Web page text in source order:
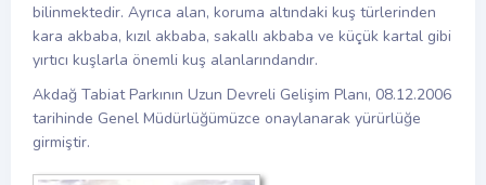
bilinmektedir. Ayrıca alan, koruma altındaki kuş türlerinden
kara akbaba, kızıl akbaba, sakallı akbaba ve küçük kartal gibi
yırtıcı kuşlarla önemli kuş alanlarındandır.
Akdağ Tabiat Parkının Uzun Devreli Gelişim Planı, 08.12.2006
tarihinde Genel Müdürlüğümüzce onaylanarak yürürlüğe
girmiştir.